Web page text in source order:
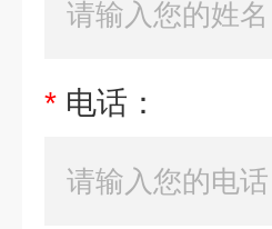
* 电话：